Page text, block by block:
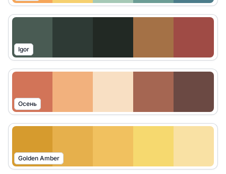
Igor
Осень
Golden Amber